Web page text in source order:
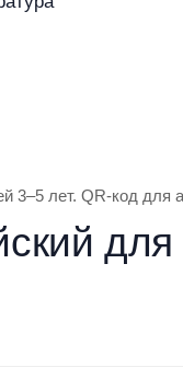
3–5 лет. QR-код для